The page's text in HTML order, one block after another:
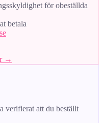
för obeställda
betala
→
verifierat att du beställt